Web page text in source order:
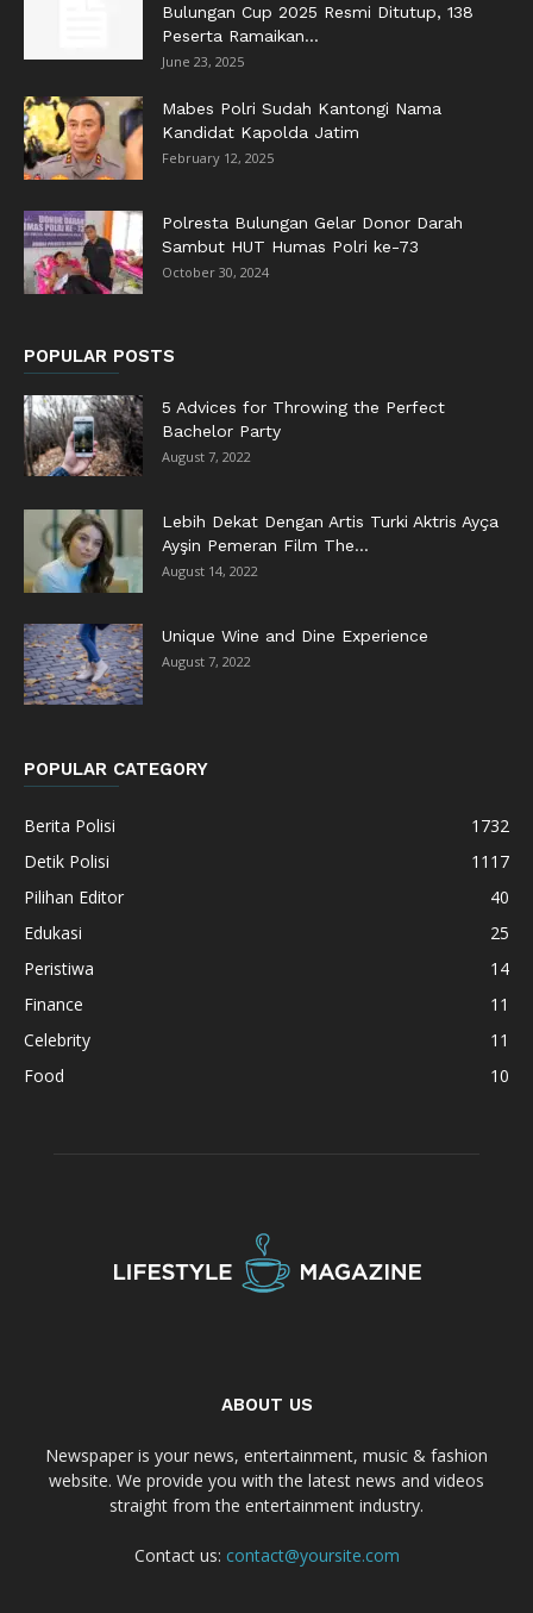
Bulungan Cup 2025 Resmi Ditutup, 138
Peserta Ramaikan...
June 23, 2025
Mabes Polri Sudah Kantongi Nama
Kandidat Kapolda Jatim
February 12, 2025
Polresta Bulungan Gelar Donor Darah
Sambut HUT Humas Polri ke-73
October 30, 2024
POPULAR POSTS
5 Advices for Throwing the Perfect
Bachelor Party
August 7, 2022
Lebih Dekat Dengan Artis Turki Aktris Ayça
Ayşin Pemeran Film The...
August 14, 2022
Unique Wine and Dine Experience
August 7, 2022
POPULAR CATEGORY
Berita Polisi
1732
Detik Polisi
1117
Pilihan Editor
40
Edukasi
25
Peristiwa
14
Finance
11
Celebrity
11
Food
10
ABOUT US
Newspaper is your news, entertainment, music & fashion
website. We provide you with the latest news and videos
straight from the entertainment industry.
Contact us: contact@yoursite.com